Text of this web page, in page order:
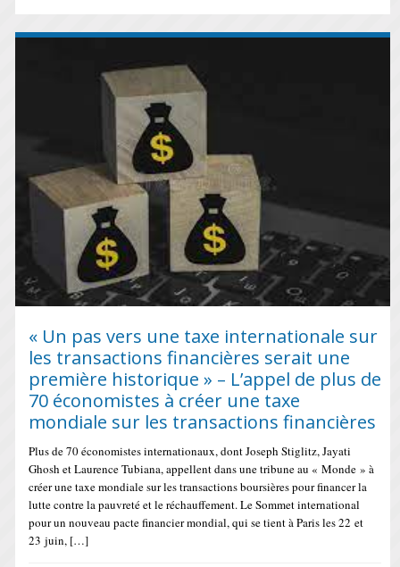
« Un pas vers une taxe internationale sur
les transactions financières serait une
première historique » – L’appel de plus de
70 économistes à créer une taxe
mondiale sur les transactions financières
Plus de 70 économistes internationaux, dont Joseph Stiglitz, Jayati
Ghosh et Laurence Tubiana, appellent dans une tribune au « Monde » à
créer une taxe mondiale sur les transactions boursières pour financer la
lutte contre la pauvreté et le réchauffement. Le Sommet international
pour un nouveau pacte financier mondial, qui se tient à Paris les 22 et
23 juin, […]